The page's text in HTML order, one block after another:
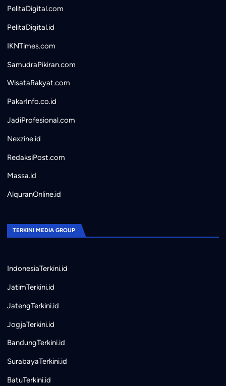
PelitaDigital.com
PelitaDigital.id
IKNTimes.com
SamudraPikiran.com
WisataRakyat.com
PakarInfo.co.id
JadiProfesional.com
Nexzine.id
RedaksiPost.com
Massa.id
AlquranOnline.id
TERKINI MEDIA GROUP
IndonesiaTerkini.id
JatimTerkini.id
JatengTerkini.id
JogjaTerkini.id
BandungTerkini.id
SurabayaTerkini.id
BatuTerkini.id